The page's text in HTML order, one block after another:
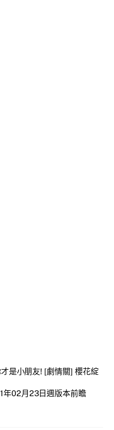
是小朋友! [劇情關] 櫻花綻
年02月23日週版本前瞻